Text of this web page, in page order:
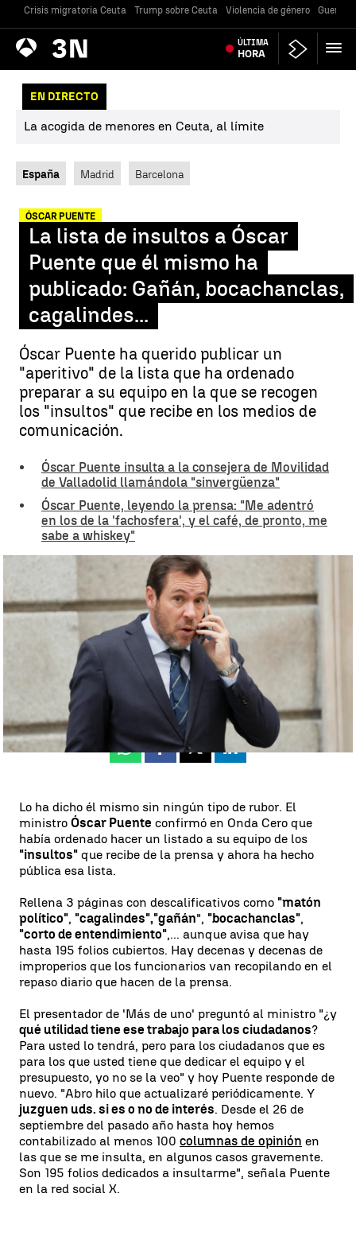
Crisis migratoria Ceuta Trump sobre Ceuta Violencia de género Guerra
Antena
3 Noticias ÚLTIMA
HORA
EN DIRECTO
La acogida de menores en Ceuta, al límite
España Madrid Barcelona
ÓSCAR PUENTE
La lista de insultos a Óscar
Puente que él mismo ha
publicado: Gañán, bocachanclas,
cagalindes...
Óscar Puente ha querido publicar un
"aperitivo" de la lista que ha ordenado
preparar a su equipo en la que se recogen
los "insultos" que recibe en los medios de
comunicación.
Óscar Puente insulta a la consejera de Movilidad
de Valladolid llamándola "sinvergüenza"
Óscar Puente, leyendo la prensa: "Me adentró
en los de la 'fachosfera', y el café, de pronto, me
sabe a whiskey"
La lista de "insultos" a Óscar Puente |
Beatriz García
Actualizado:
02 de abril de 2024, 18:13
Publicado:
02 de abril de 2024, 15:43
WhatsappFacebook
X Linkedin
Lo ha dicho él mismo sin ningún tipo de rubor. El
ministro Óscar Puente confirmó en Onda Cero que
había ordenado hacer un listado a su equipo de los
"insultos" que recibe de la prensa y ahora ha hecho
pública esa lista.
Rellena 3 páginas con descalificativos como "matón
político", "cagalindes","gañán", "bocachanclas",
"corto de entendimiento",... aunque avisa que hay
hasta 195 folios cubiertos. Hay decenas y decenas de
improperios que los funcionarios van recopilando en el
repaso diario que hacen de la prensa.
El presentador de 'Más de uno' preguntó al ministro "¿y
qué utilidad tiene ese trabajo para los ciudadanos?
Para usted lo tendrá, pero para los ciudadanos que es
para los que usted tiene que dedicar el equipo y el
presupuesto, yo no se la veo" y hoy Puente responde de
nuevo. "Abro hilo que actualizaré periódicamente. Y
juzguen uds. si es o no de interés. Desde el 26 de
septiembre del pasado año hasta hoy hemos
contabilizado al menos 100 columnas de opinión en
las que se me insulta, en algunos casos gravemente.
Son 195 folios dedicados a insultarme", señala Puente
en la red social X.